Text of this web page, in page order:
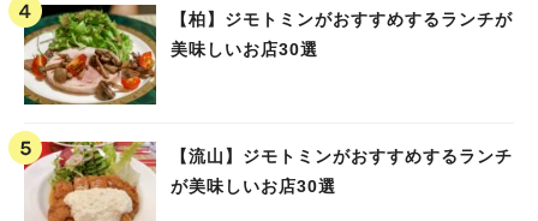
【柏】ジモトミンがおすすめするランチが
美味しいお店30選
【流山】ジモトミンがおすすめするランチ
が美味しいお店30選